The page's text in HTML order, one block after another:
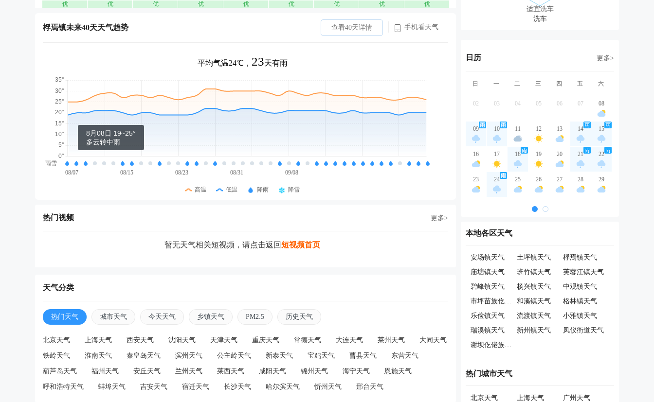
优
优
优
优
优
优
优
优
优
桴焉镇未来40天天气趋势 查看40天详情 手机看天气
平均气温24℃， 23天有雨
8月08日 19~25°
多云转中雨
雨雪
08/07
08/15 08/23 08/31 09/08
高温 低温 降雨 降雪
热门视频 更多>
暂无天气相关短视频，请点击返回短视频首页
天气分类
热门天气 城市天气 今天天气 乡镇天气 PM2.5 历史天气
北京天气 上海天气 西安天气 沈阳天气 天津天气 重庆天气 常德天气 大连天气 莱州天气 大同天气
铁岭天气 淮南天气 秦皇岛天气 滨州天气 公主岭天气 新泰天气 宝鸡天气 曹县天气 东营天气
葫芦岛天气 福州天气 安丘天气 兰州天气 莱西天气 咸阳天气 锦州天气 海宁天气 恩施天气
呼和浩特天气 蚌埠天气 吉安天气 宿迁天气 长沙天气 哈尔滨天气 忻州天气 邢台天气
适宜洗车
日历 更多>
日 一 二 三 四 五 六
02 03 04 05 06 07 08
09 10 11 12 13 14 15
16 17 18 19 20 21 22
23 24 25 26 27 28 29
本地各区天气
安场镇天气 土坪镇天气
桴焉镇天气
庙塘镇天气
班竹镇天气
芙蓉江镇天气
碧峰镇天气
杨兴镇天气
中观镇天气
市坪苗族仡佬族乡天气
和溪镇天气
格林镇天气
乐俭镇天气
流渡镇天气
小雅镇天气
瑞溪镇天气
新州镇天气
凤仪街道天气
谢坝仡佬族苗族乡天气
热门城市天气
北京天气 上海天气
广州天气